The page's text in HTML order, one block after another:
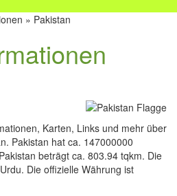
» Pakistan
Karten, Links und mehr über
Pakistan hat ca. 147000000
beträgt ca. 803.94 tqkm. Die
Die offizielle Währung ist